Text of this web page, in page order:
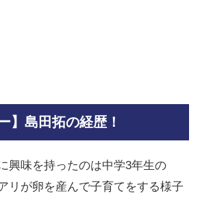
】島田拓の経歴！
興味を持ったのは中学3年生の
リが卵を産んで子育てをする様子